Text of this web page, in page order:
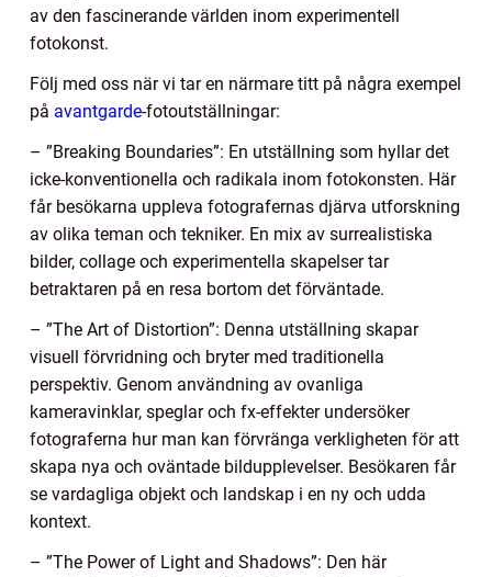
av den fascinerande världen inom experimentell
fotokonst.
Följ med oss när vi tar en närmare titt på några exempel
på avantgarde-fotoutställningar:
– ”Breaking Boundaries”: En utställning som hyllar det
icke-konventionella och radikala inom fotokonsten. Här
får besökarna uppleva fotografernas djärva utforskning
av olika teman och tekniker. En mix av surrealistiska
bilder, collage och experimentella skapelser tar
betraktaren på en resa bortom det förväntade.
– ”The Art of Distortion”: Denna utställning skapar
visuell förvridning och bryter med traditionella
perspektiv. Genom användning av ovanliga
kameravinklar, speglar och fx-effekter undersöker
fotograferna hur man kan förvränga verkligheten för att
skapa nya och oväntade bildupplevelser. Besökaren får
se vardagliga objekt och landskap i en ny och udda
kontext.
– ”The Power of Light and Shadows”: Den här